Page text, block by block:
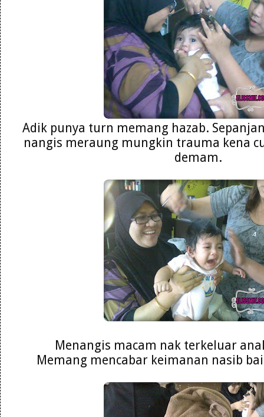
Adik punya turn memang hazab.
nangis meraung mungkin trauma kena
demam.
Menangis macam nak terkeluar
Memang mencabar keimanan nasib